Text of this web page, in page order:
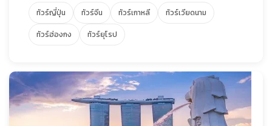
ทัวร์ญี่ปุ่น ทัวร์จีน ทัวร์เกาหลี
ทัวร์เวียดนาม
ทัวร์ฮ่องกง
ทัวร์ยุโรป